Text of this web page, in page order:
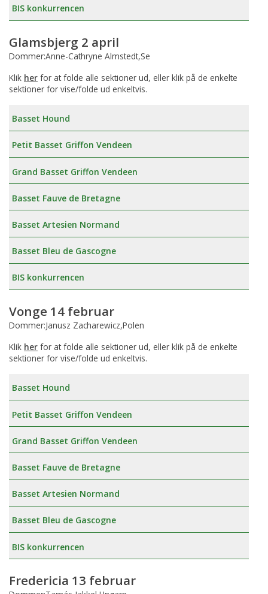
BIS konkurrencen
Glamsbjerg 2 april
Dommer:Anne-Cathryne Almstedt,Se
Klik her for at folde alle sektioner ud, eller klik på de enkelte
sektioner for vise/folde ud enkeltvis.
Basset Hound
Petit Basset Griffon Vendeen
Grand Basset Griffon Vendeen
Basset Fauve de Bretagne
Basset Artesien Normand
Basset Bleu de Gascogne
BIS konkurrencen
Vonge 14 februar
Dommer:Janusz Zacharewicz,Polen
Klik her for at folde alle sektioner ud, eller klik på de enkelte
sektioner for vise/folde ud enkeltvis.
Basset Hound
Petit Basset Griffon Vendeen
Grand Basset Griffon Vendeen
Basset Fauve de Bretagne
Basset Artesien Normand
Basset Bleu de Gascogne
BIS konkurrencen
Fredericia 13 februar